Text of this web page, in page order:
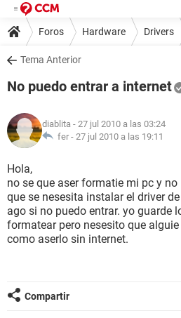
Foros Hardware Drivers
Tema Anterior
No puedo entrar a internet
diablita - 27 jul 2010 a las 03:24
fer - 27 jul 2010 a las 19:11
Hola,
no se que aser formatie mi pc y
que se nesesita instalar el driver
ago si no puedo entrar. yo guarde
formatear pero nesesito que
como aserlo sin internet.
Compartir